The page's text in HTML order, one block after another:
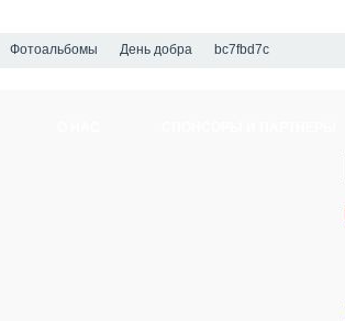
Фотоальбомы День добра bc7fbd7c